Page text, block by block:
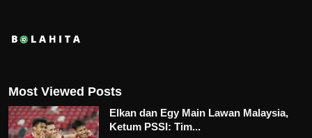
Most Viewed Posts
Elkan dan Egy Main Lawan Malaysia,
Ketum PSSI: Tim...